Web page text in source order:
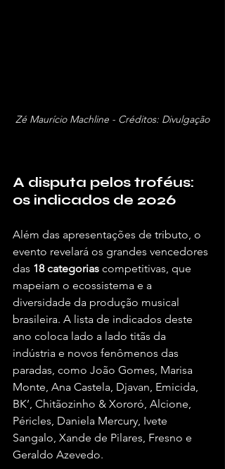
Zé Maurício Machline - Créditos: Divulgação
A disputa pelos troféus:
os indicados de 2026
Além das apresentações de tributo, o
evento revelará os grandes vencedores
das 18 categorias competitivas, que
mapeiam o ecossistema e a
diversidade da produção musical
brasileira. A lista de indicados deste
ano coloca lado a lado titãs da
indústria e novos fenômenos das
paradas, como João Gomes, Marisa
Monte, Ana Castela, Djavan, Emicida,
BK’, Chitãozinho & Xororó, Alcione,
Péricles, Daniela Mercury, Ivete
Sangalo, Xande de Pilares, Fresno e
Geraldo Azevedo.